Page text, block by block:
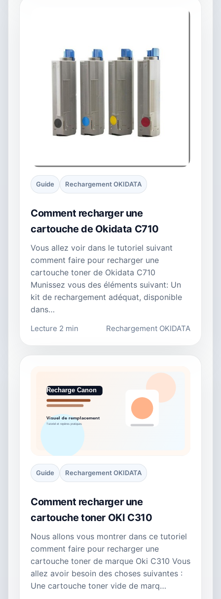
Guide Rechargement OKIDATA
Comment recharger une
cartouche de Okidata C710
Vous allez voir dans le tutoriel suivant
comment faire pour recharger une
cartouche toner de Okidata C710
Munissez vous des éléments suivant: Un
kit de rechargement adéquat, disponible
dans…
Lecture 2 min Rechargement OKIDATA
Guide Rechargement OKIDATA
Comment recharger une
cartouche toner OKI C310
Nous allons vous montrer dans ce tutoriel
comment faire pour recharger une
cartouche toner de marque Oki C310 Vous
allez avoir besoin des choses suivantes :
Une cartouche toner vide de marq…